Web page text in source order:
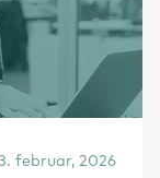
februar, 2026